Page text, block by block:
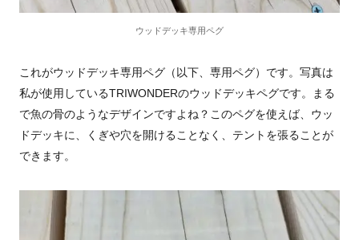
ウッドデッキ専用ペグ
これがウッドデッキ専用ペグ（以下、専用ペグ）です。写真は
私が使用しているTRIWONDERのウッドデッキペグです。まる
で魚の骨のようなデザインですよね？このペグを使えば、 ウッ
ドデッキに、くぎや穴を開けることなく、テントを張ることが
できます。